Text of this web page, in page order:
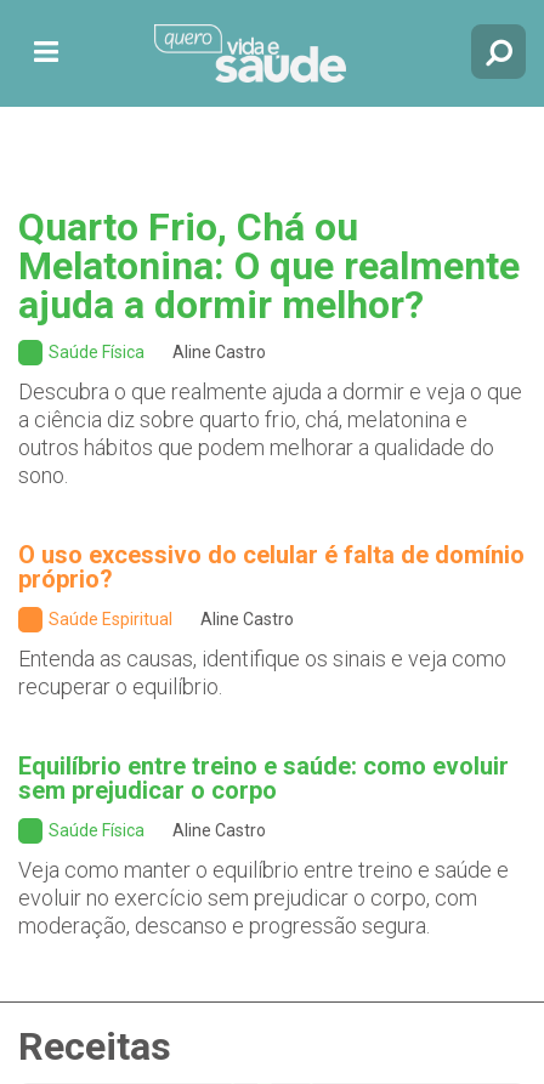
Quarto Frio, Chá ou
Melatonina: O que realmente
ajuda a dormir melhor?
Saúde Física Aline Castro
Descubra o que realmente ajuda a dormir e veja o que
a ciência diz sobre quarto frio, chá, melatonina e
outros hábitos que podem melhorar a qualidade do
sono.
O uso excessivo do celular é falta de domínio
próprio?
Saúde Espiritual Aline Castro
Entenda as causas, identifique os sinais e veja como
recuperar o equilíbrio.
Equilíbrio entre treino e saúde: como evoluir
sem prejudicar o corpo
Saúde Física Aline Castro
Veja como manter o equilíbrio entre treino e saúde e
evoluir no exercício sem prejudicar o corpo, com
moderação, descanso e progressão segura.
Receitas